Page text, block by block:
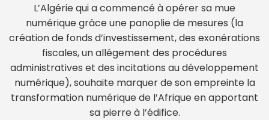
L’Algérie qui a commencé à opérer sa mue
numérique grâce une panoplie de mesures (la
création de fonds d’investissement, des exonérations
fiscales, un allégement des procédures
administratives et des incitations au développement
numérique), souhaite marquer de son empreinte la
transformation numérique de l’Afrique en apportant
sa pierre à l’édifice.